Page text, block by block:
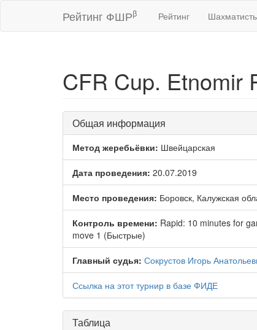
Рейтинг ФШРβ Рейтинг
CFR Cup. Etnomir
Общая информация
Метод жеребьёвки: Швейцарская
Дата проведения: 20.07.2019
Место проведения: Боровск, Калужская
Контроль времени: Rapid: 10 minutes for
move 1 (Быстрые)
Главный судья: Сокрустов Игорь
Ссылка на этот турнир в базе ФИДЕ
Таблица